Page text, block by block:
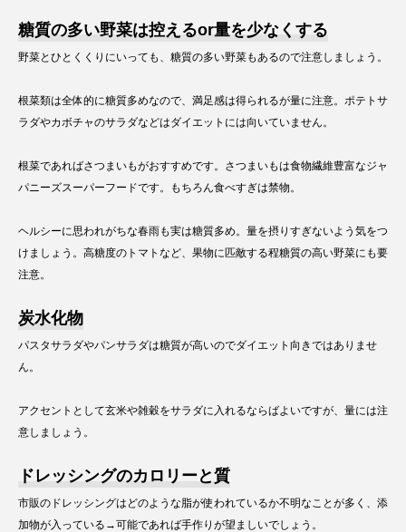
糖質の多い野菜は控えるor量を少なくする
野菜とひとくくりにいっても、糖質の多い野菜もあるので注意しましょう。
根菜類は全体的に糖質多めなので、満足感は得られるが量に注意。ポテトサ
ラダやカボチャのサラダなどはダイエットには向いていません。
根菜であればさつまいもがおすすめです。さつまいもは食物繊維豊富なジャ
パニーズスーパーフードです。もちろん食べすぎは禁物。
ヘルシーに思われがちな春雨も実は糖質多め。量を摂りすぎないよう気をつ
けましょう。高糖度のトマトなど、果物に匹敵する程糖質の高い野菜にも要
注意。
炭水化物
パスタサラダやパンサラダは糖質が高いのでダイエット向きではありませ
ん。
アクセントとして玄米や雑穀をサラダに入れるならばよいですが、量には注
意しましょう。
ドレッシングのカロリーと質
市販のドレッシングはどのような脂が使われているか不明なことが多く、添
加物が入っている→可能であれば手作りが望ましいでしょう。